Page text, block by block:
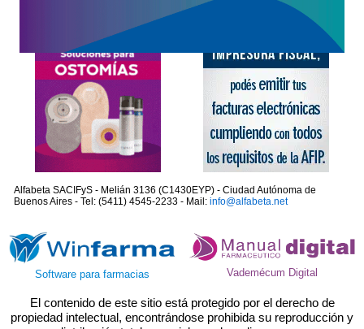
Alfabeta SACIFyS - Melián 3136 (C1430EYP) - Ciudad Autónoma de
Buenos Aires - Tel: (5411) 4545-2233 - Mail: info@alfabeta.net
Software para farmacias Vademécum Digital
El contenido de este sitio está protegido por el derecho de
propiedad intelectual, encontrándose prohibida su reproducción y